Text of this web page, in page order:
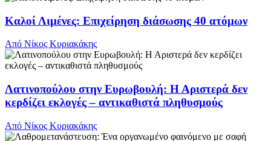
Καλοί Λιμένες: Επιχείρηση διάσωσης 40 ατόμων
Από Νίκος Κυριακάκης
Λατινοπούλου στην Ευρωβουλή: Η Αριστερά δεν
κερδίζει εκλογές – αντικαθιστά πληθυσμούς
Από Νίκος Κυριακάκης